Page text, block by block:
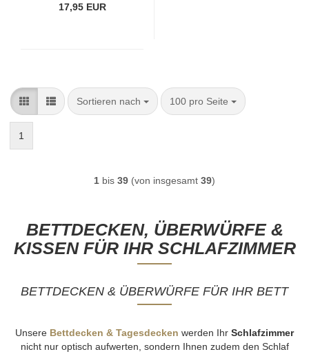
17,95 EUR
Sortieren nach
Sortieren nach 100 pro Seite
pro Seite
1
1 bis 39 (von insgesamt 39)
BETTDECKEN, ÜBERWÜRFE &
KISSEN FÜR IHR SCHLAFZIMMER
BETTDECKEN & ÜBERWÜRFE FÜR IHR BETT
Unsere Bettdecken & Tagesdecken werden Ihr Schlafzimmer
nicht nur optisch aufwerten, sondern Ihnen zudem den Schlaf